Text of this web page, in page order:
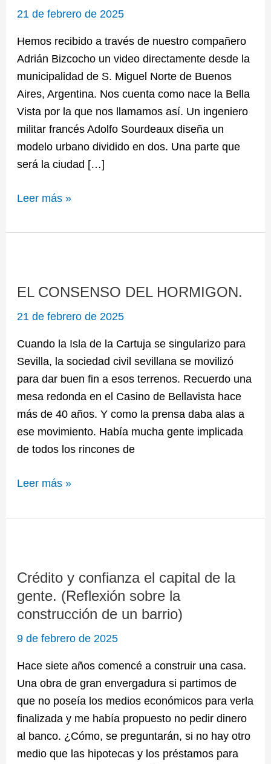
21 de febrero de 2025
Hemos recibido a través de nuestro compañero
Adrián Bizcocho un video directamente desde la
municipalidad de S. Miguel Norte de Buenos
Aires, Argentina. Nos cuenta como nace la Bella
Vista por la que nos llamamos así. Un ingeniero
militar francés Adolfo Sourdeaux diseña un
modelo urbano dividido en dos. Una parte que
será la ciudad […]
1872
2025
Leer más »
EL CONSENSO DEL HORMIGON.
21 de febrero de 2025
Cuando la Isla de la Cartuja se singularizo para
Sevilla, la sociedad civil sevillana se movilizó
para dar buen fin a esos terrenos. Recuerdo una
mesa redonda en el Casino de Bellavista hace
más de 40 años. Y como la prensa daba alas a
ese movimiento. Había mucha gente implicada
de todos los rincones de
DEL
HORMIGON.
Leer más »
Crédito y confianza el capital de la
gente. (Reflexión sobre la
construcción de un barrio)
9 de febrero de 2025
Hace siete años comencé a construir una casa.
Una obra de gran envergadura si partimos de
que no poseía los medios económicos para verla
finalizada y me había propuesto no pedir dinero
al banco. ¿Cómo, se preguntarán, si no hay otro
medio que las hipotecas y los préstamos para
confianza
el
capital
gente.
(Reflexión
sobre
la
construcción de un barrio)